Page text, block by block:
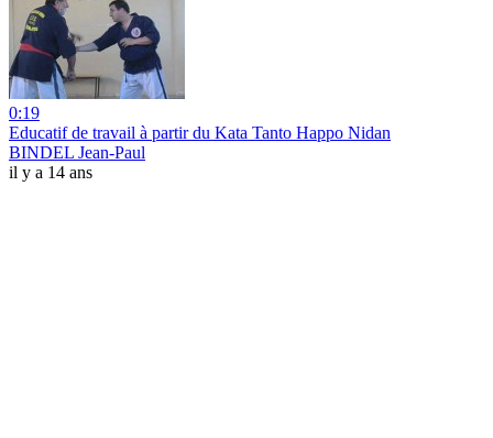
0:19
Educatif de travail à partir du Kata Tanto Happo Nidan
BINDEL Jean-Paul
il y a 14 ans